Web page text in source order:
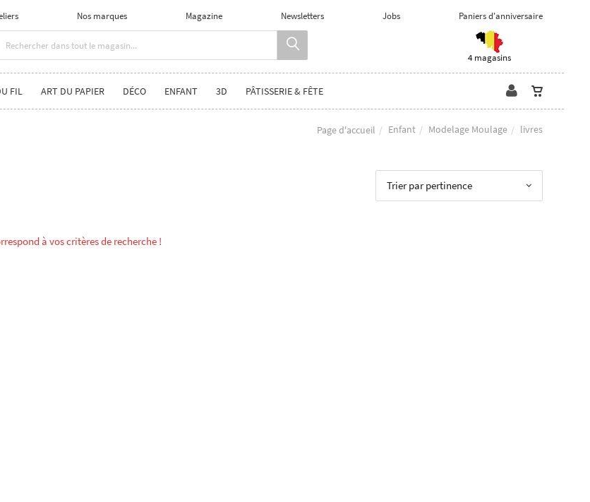
Nos marques Magazine Newsletters Jobs Paniers d'anniversaire
4 magasins
FIL ART DU PAPIER DÉCO ENFANT 3D PÂTISSERIE & FÊTE
Page d'accueil Enfant Modelage Moulage livres
Trier par pertinence
à vos critères de recherche !